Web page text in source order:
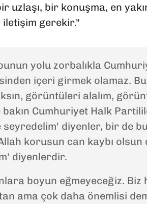
uzlaşı, bir konuşma, en
gerekir."
yolu zorbalıkla
içeri girmek olamaz.
görüntüleri alalım,
bakın Cumhuriyet Halk
seyredelim' diyenler, bir de
korusun can kaybı
diyenlerdir.
boyun eğmeyeceğiz.
ama çok daha önemlisi